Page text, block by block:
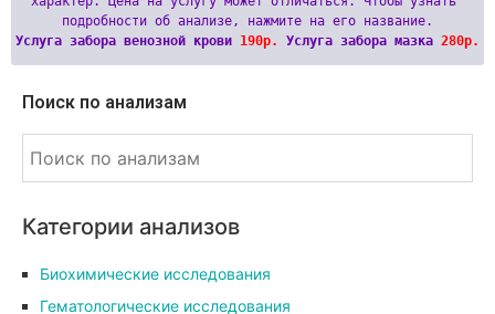
Услуга забора венозной крови 190р. Услуга забора мазка 280р.
Поиск по анализам
Категории анализов
Биохимические исследования
Гематологические исследования